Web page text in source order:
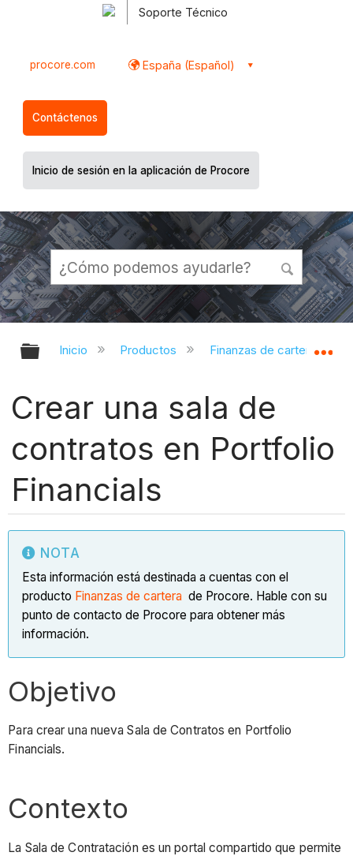
Soporte Técnico
procore.com España (Español)
Contáctenos
Inicio de sesión en la aplicación de Procore
Expandir/contraer jerarquía global
Inicio Productos Finanzas de cartera y
Crear una sala de
contratos en Portfolio
Financials
NOTA
Esta información está destinada a cuentas con el
producto Finanzas de cartera de Procore. Hable con su
punto de contacto de Procore para obtener más
información.
Objetivo
Para crear una nueva Sala de Contratos en Portfolio
Financials.
Contexto
La Sala de Contratación es un portal compartido que permite